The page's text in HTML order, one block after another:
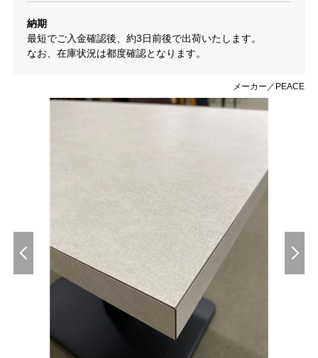
メーカー／PEACE
納期
最短でご入金確認後、約3日前後で出荷いたします。
なお、在庫状況は都度確認となります。